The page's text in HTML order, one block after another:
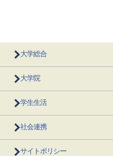
大学総合
大学院
学生生活
社会連携
サイトポリシー